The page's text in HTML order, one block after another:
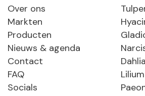
Over ons
Markten
Producten
Nieuws & agenda
Contact
FAQ
Socials
Dahlia
Lilium